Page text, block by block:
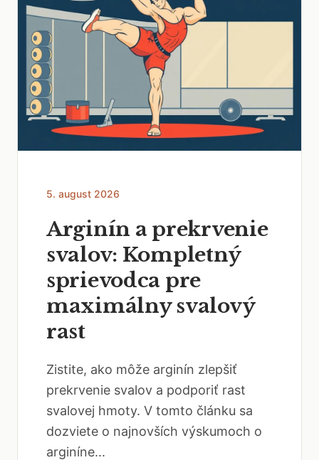
5. august 2026
Arginín a prekrvenie
svalov: Kompletný
sprievodca pre
maximálny svalový
rast
Zistite, ako môže arginín zlepšiť
prekrvenie svalov a podporiť rast
svalovej hmoty. V tomto článku sa
dozviete o najnovších výskumoch o
arginíne...